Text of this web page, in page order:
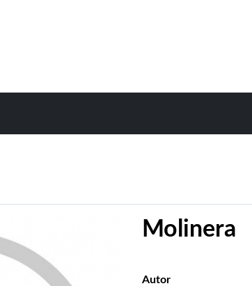
Molinera
Autor